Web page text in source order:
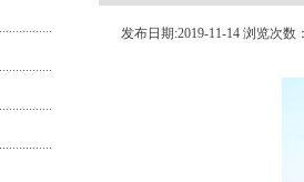
发布日期:2019-11-14 浏览次数：